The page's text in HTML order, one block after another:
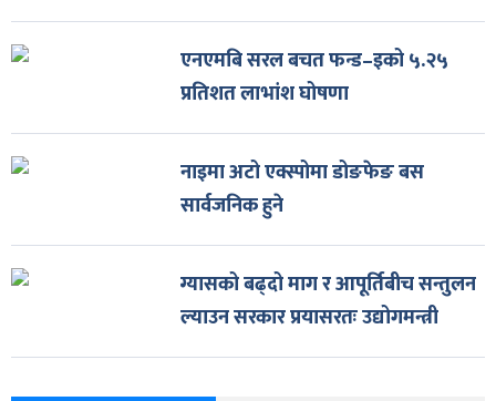
एनएमबि सरल बचत फन्ड–इको ५.२५
प्रतिशत लाभांश घोषणा
नाइमा अटो एक्स्पोमा डोङफेङ बस
सार्वजनिक हुने
ग्यासको बढ्दो माग र आपूर्तिबीच सन्तुलन
ल्याउन सरकार प्रयासरतः उद्योगमन्त्री